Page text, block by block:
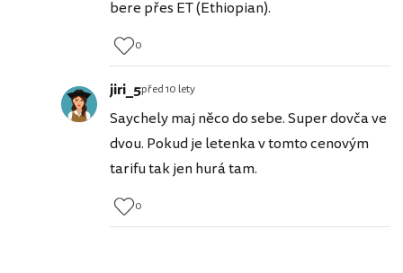
bere přes ET (Ethiopian).
0
jiri_5před 10 lety
Saychely maj něco do sebe. Super dovča ve
dvou. Pokud je letenka v tomto cenovým
tarifu tak jen hurá tam.
0